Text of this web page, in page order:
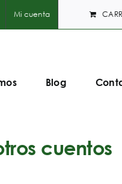
Mi cuenta
Blog
cuentos